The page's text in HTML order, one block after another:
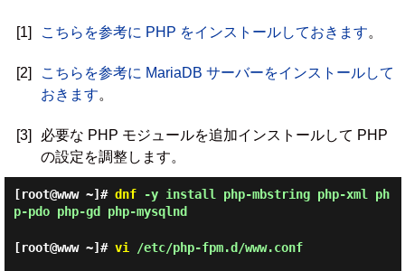
[1] こちらを参考に PHP をインストールしておきます。
[2]
こちらを参考に MariaDB サーバーをインストールして
おきます。
[3]
必要な PHP モジュールを追加インストールして PHP
の設定を調整します。
[root@www ~]# dnf-y install php-mbstring php-xml ph
p-pdo php-gd php-mysqlnd
[root@www ~]# vi /etc/php-fpm.d/www.conf